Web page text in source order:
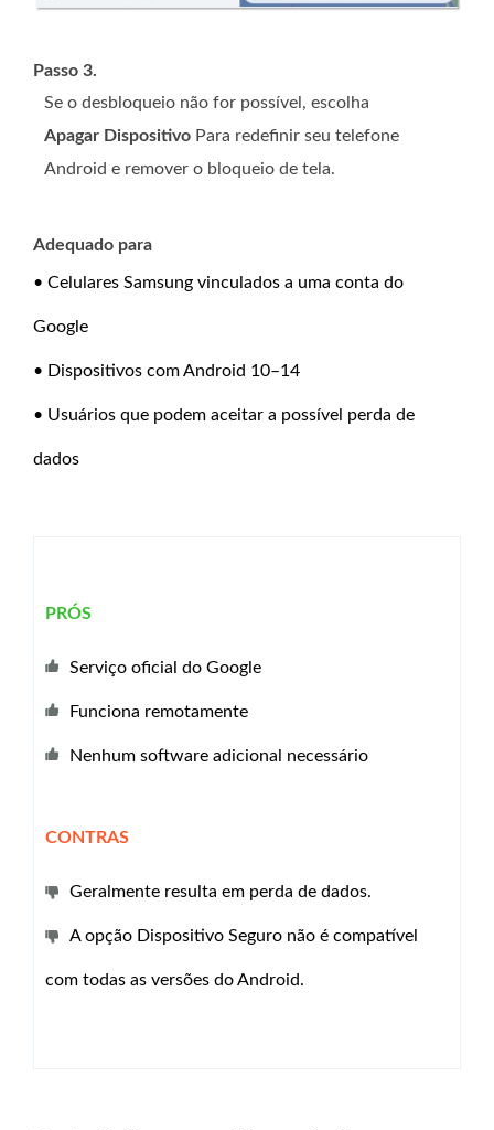
Passo 3.
Se o desbloqueio não for possível, escolha
Apagar Dispositivo Para redefinir seu telefone
Android e remover o bloqueio de tela.
Adequado para
• Celulares Samsung vinculados a uma conta do
Google
• Dispositivos com Android 10–14
• Usuários que podem aceitar a possível perda de
dados
PRÓS
Serviço oficial do Google
Funciona remotamente
Nenhum software adicional necessário
CONTRAS
Geralmente resulta em perda de dados.
A opção Dispositivo Seguro não é compatível
com todas as versões do Android.